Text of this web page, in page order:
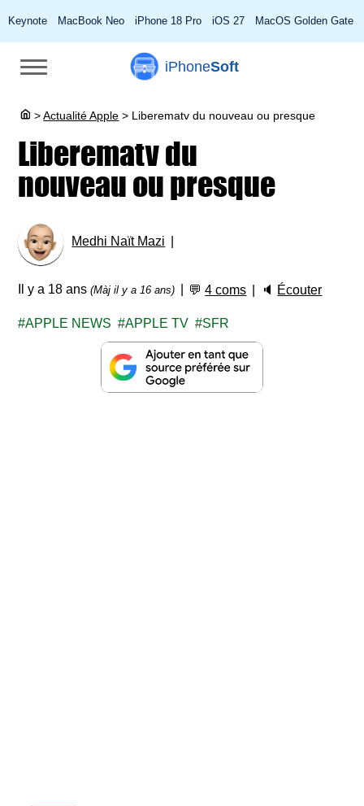
Keynote MacBook Neo iPhone 18 Pro iOS 27 MacOS Golden Gate
iPhoneSoft
> Actualité Apple > Liberematv du nouveau ou presque
Liberematv du
nouveau ou presque
Medhi Naït Mazi
Il y a 18 ans(Màj il y a 16 ans) 💬4 coms 🔈 Écouter
APPLE NEWS APPLE TV SFR